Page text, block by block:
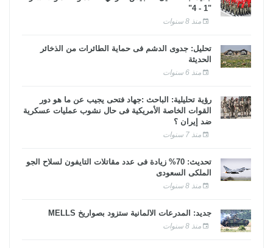
"1 - 4"
منذ 8 سنوات
تحليل: جدوى الدشم فى حماية الطائرات من الذخائر
الحديثة
منذ 6 سنوات
رؤية تحليلية: الباحث :جهاد فتحى يجيب عن ما هو دور
القوات الخاصة الأمريكية فى حال نشوب عمليات عسكرية
ضد إيران ؟
منذ 7 سنوات
تحديث: 70% زيادة فى عدد مقاتلات التايفون لسلاح الجو
الملكى السعودى
منذ 8 سنوات
جديد: المدرعات الألمانية ستزود بصواريخ MELLS
منذ 8 سنوات